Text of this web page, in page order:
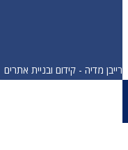
רייבן מדיה - קידום ובניית אתרים